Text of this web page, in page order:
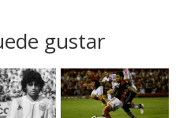
gustar